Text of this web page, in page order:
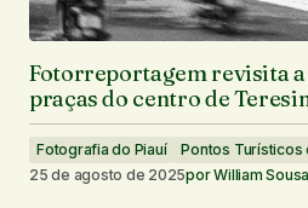
Fotorreportagem revisita
praças do centro de
Fotografia do Piauí
Pontos Turísticos
25 de agosto de 2025porWilliam Sousa